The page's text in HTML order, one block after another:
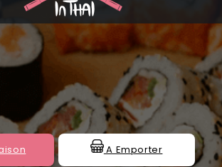
A Emporter